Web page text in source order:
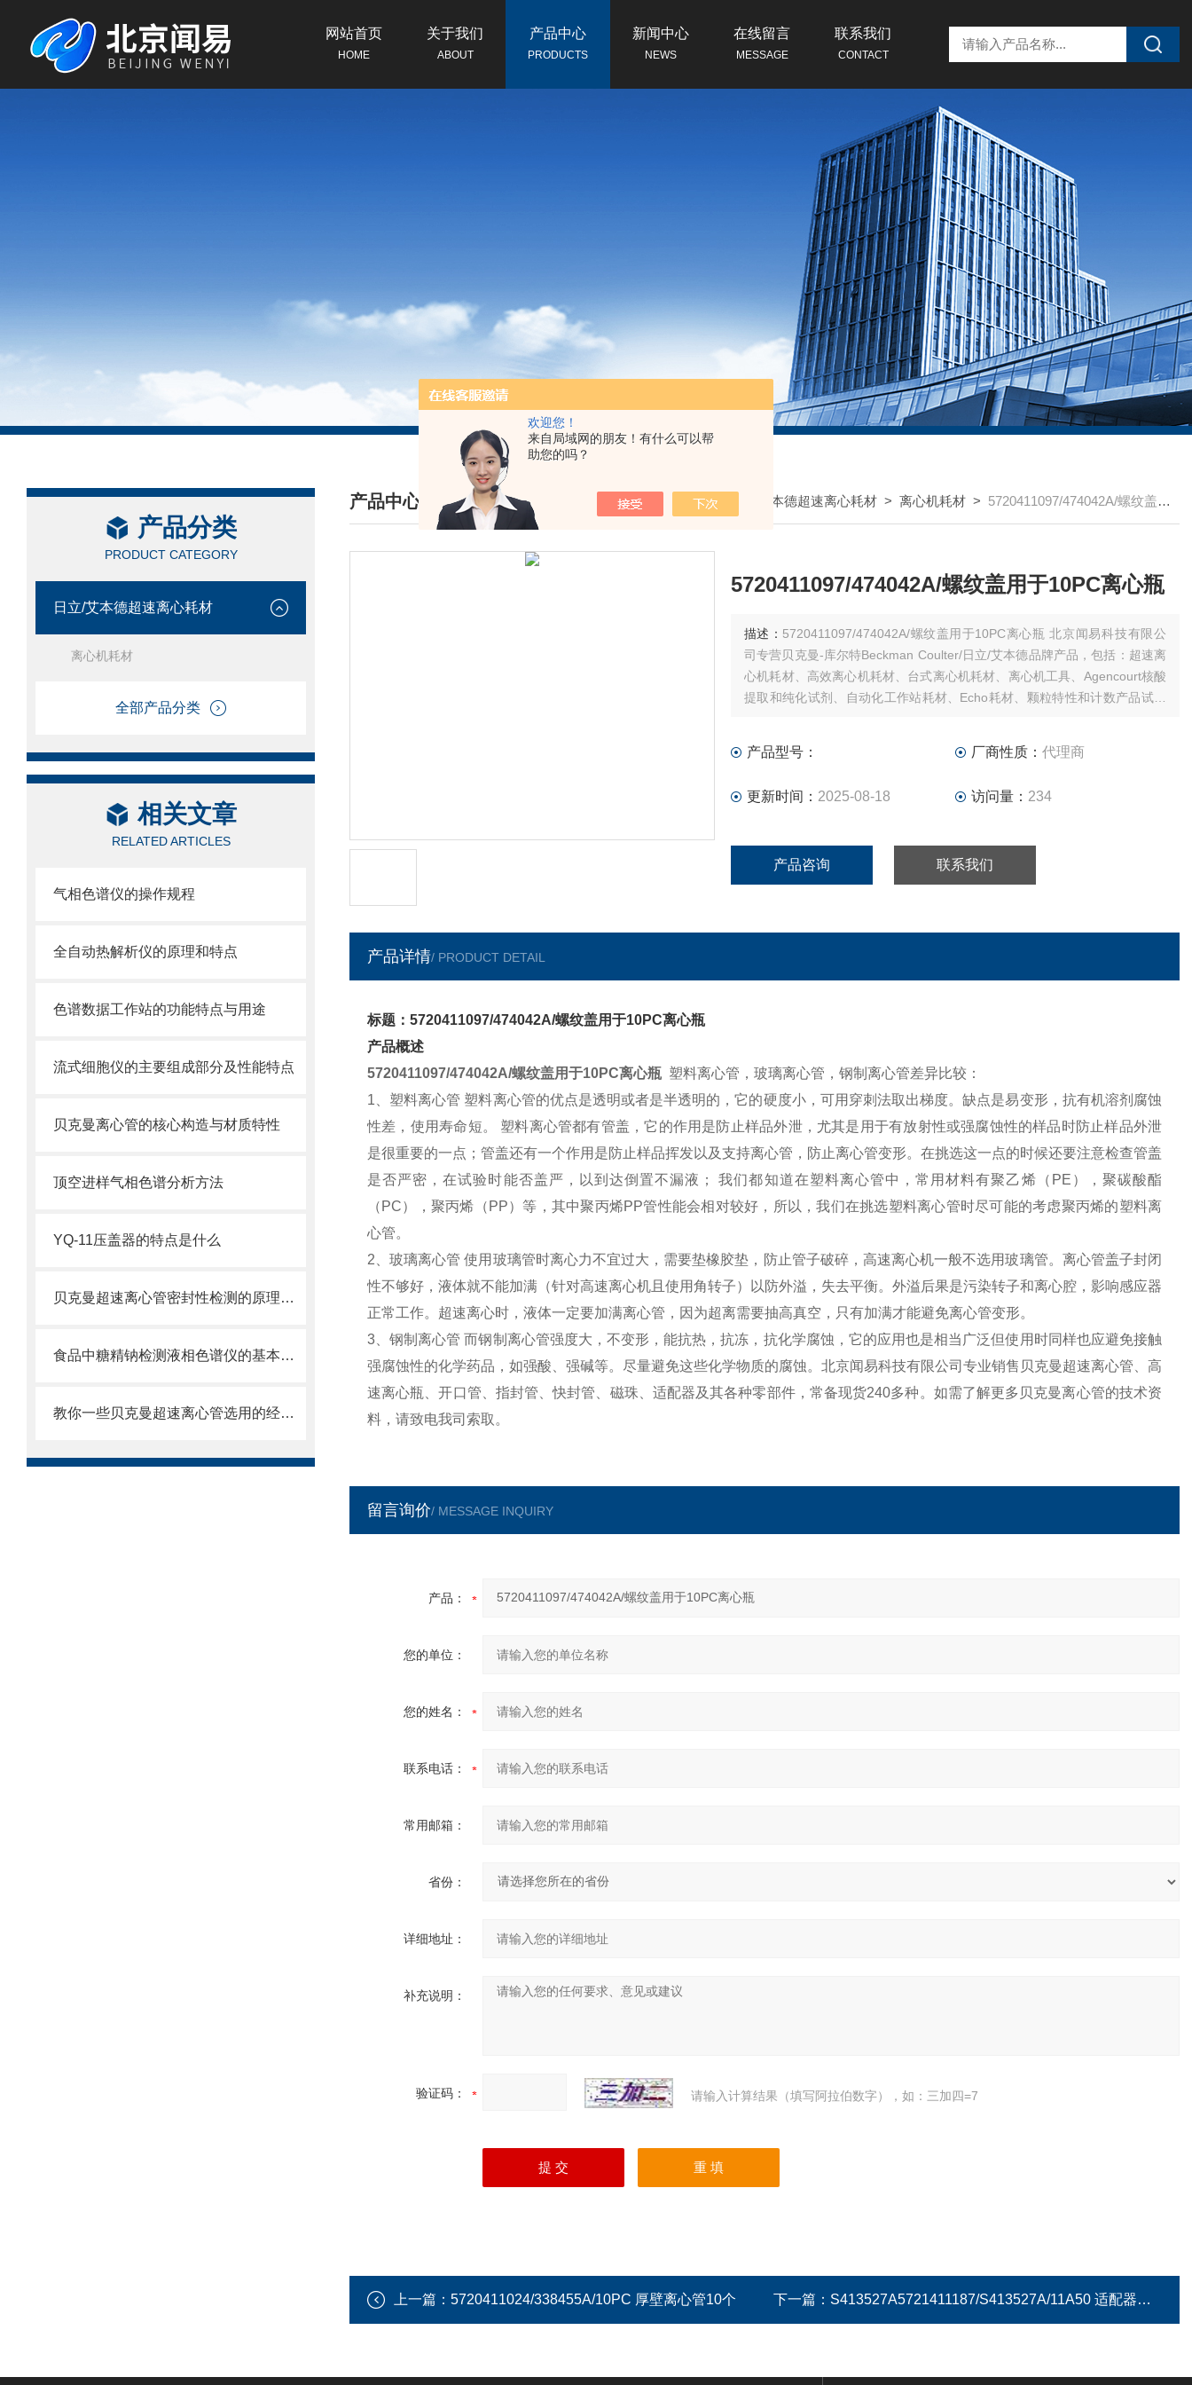
欢迎您！
来自局域网的朋友！有什么可以帮
助您的吗？
网站首页
HOME
关于我们
ABOUT
产品中心
PRODUCTS
新闻中心
NEWS
在线留言
MESSAGE
联系我们
CONTACT
产品分类
PRODUCT CATEGORY
日立/艾本德超速离心耗材
离心机耗材
全部产品分类
相关文章
RELATED ARTICLES
气相色谱仪的操作规程
全自动热解析仪的原理和特点
色谱数据工作站的功能特点与用途
流式细胞仪的主要组成部分及性能特点
贝克曼离心管的核心构造与材质特性
顶空进样气相色谱分析方法
YQ-11压盖器的特点是什么
贝克曼超速离心管密封性检测的原理及方法是什么
食品中糖精钠检测液相色谱仪的基本功能
教你一些贝克曼超速离心管选用的经验技巧
产品中心
/ PRODUCTS CENTER
首页> 产品中心> 日立/艾本德超速离心耗材 >离心机耗材 > 5720411097/474042A/螺纹盖用于10PC离心瓶
5720411097/474042A/螺纹盖用于10PC离心瓶
描述： 5720411097/474042A/螺纹盖用于10PC离心瓶 北京闻易科技有限公
司专营贝克曼-库尔特Beckman Coulter/日立/艾本德品牌产品，包括：超速离
心机耗材、高效离心机耗材、台式离心机耗材、离心机工具、Agencourt核酸
提取和纯化试剂、自动化工作站耗材、Echo耗材、颗粒特性和计数产品试剂
产品型号： 厂商性质： 代理商
更新时间： 2025-08-18 访问量： 234
产品咨询 联系我们
产品详情/ PRODUCT DETAIL
标题：5720411097/474042A/螺纹盖用于10PC离心瓶
产品概述
5720411097/474042A/螺纹盖用于10PC离心瓶 塑料离心管，玻璃离心管，钢制离心管差异比较：
1、塑料离心管 塑料离心管的优点是透明或者是半透明的，它的硬度小，可用穿刺法取出梯度。缺点是易变形，抗有机溶剂腐蚀
性差，使用寿命短。 塑料离心管都有管盖，它的作用是防止样品外泄，尤其是用于有放射性或强腐蚀性的样品时防止样品外泄
是很重要的一点；管盖还有一个作用是防止样品挥发以及支持离心管，防止离心管变形。在挑选这一点的时候还要注意检查管盖
是否严密，在试验时能否盖严，以到达倒置不漏液； 我们都知道在塑料离心管中，常用材料有聚乙烯（PE），聚碳酸酯
（PC），聚丙烯（PP）等，其中聚丙烯PP管性能会相对较好，所以，我们在挑选塑料离心管时尽可能的考虑聚丙烯的塑料离
心管。
2、玻璃离心管 使用玻璃管时离心力不宜过大，需要垫橡胶垫，防止管子破碎，高速离心机一般不选用玻璃管。离心管盖子封闭
性不够好，液体就不能加满（针对高速离心机且使用角转子）以防外溢，失去平衡。外溢后果是污染转子和离心腔，影响感应器
正常工作。超速离心时，液体一定要加满离心管，因为超离需要抽高真空，只有加满才能避免离心管变形。
3、钢制离心管 而钢制离心管强度大，不变形，能抗热，抗冻，抗化学腐蚀，它的应用也是相当广泛但使用时同样也应避免接触
强腐蚀性的化学药品，如强酸、强碱等。尽量避免这些化学物质的腐蚀。北京闻易科技有限公司专业销售贝克曼超速离心管、高
速离心瓶、开口管、指封管、快封管、磁珠、适配器及其各种零部件，常备现货240多种。如需了解更多贝克曼离心管的技术资
料，请致电我司索取。
留言询价/ MESSAGE INQUIRY
产品：
您的单位：
您的姓名：
联系电话：
常用邮箱：
省份：
详细地址：
补充说明：
验证码： 请输入计算结果（填写阿拉伯数字），如：三加四=7
上一篇： 5720411024/338455A/10PC 厚壁离心管10个 下一篇： S413527A5721411187/S413527A/11A50 适配器